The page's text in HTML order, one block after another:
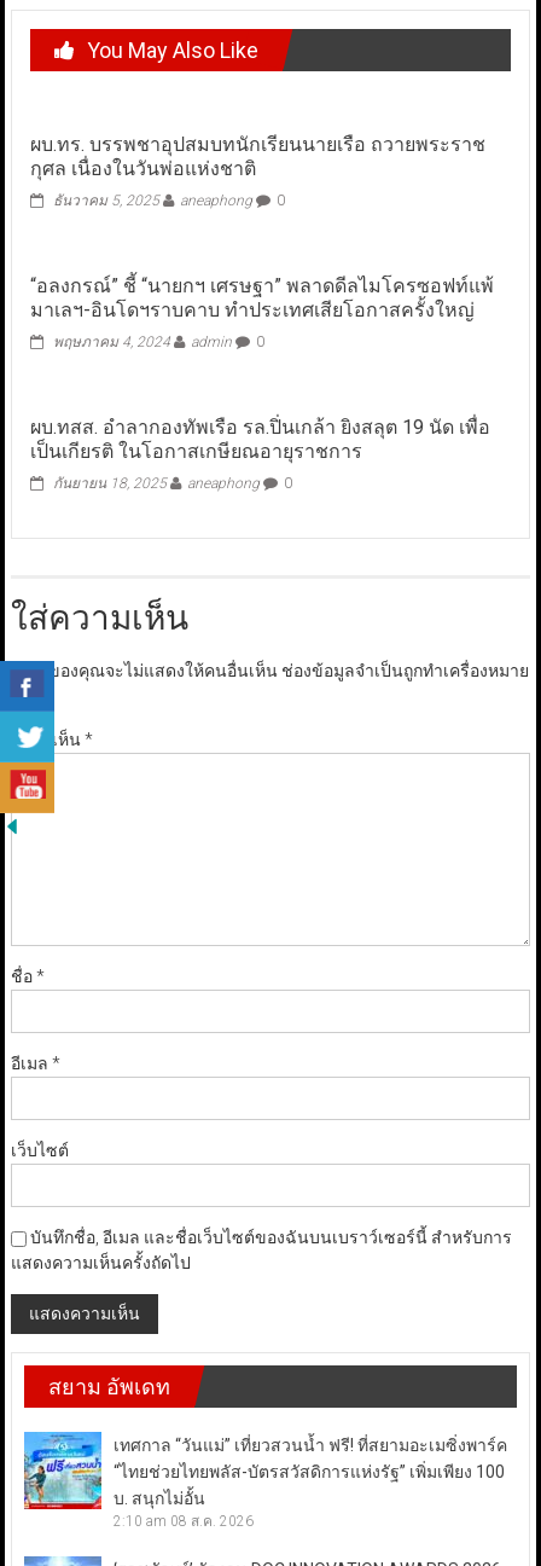
You May Also Like
ผบ.ทร. บรรพชาอุปสมบทนักเรียนนายเรือ ถวายพระราช
กุศล เนื่องในวันพ่อแห่งชาติ
ธันวาคม 5, 2025 aneaphong 0
“อลงกรณ์” ชี้ “นายกฯ เศรษฐา” พลาดดีลไมโครซอฟท์แพ้
มาเลฯ-อินโดฯราบคาบ ทำประเทศเสียโอกาสครั้งใหญ่
พฤษภาคม 4, 2024 admin 0
ผบ.ทสส. อำลากองทัพเรือ รล.ปิ่นเกล้า ยิงสลุต 19 นัด เพื่อ
เป็นเกียรติ ในโอกาสเกษียณอายุราชการ
กันยายน 18, 2025 aneaphong 0
ใส่ความเห็น
อีเมลของคุณจะไม่แสดงให้คนอื่นเห็น ช่องข้อมูลจำเป็นถูกทำเครื่องหมาย
*
ความเห็น*
ชื่อ*
อีเมล *
เว็บไซต์
บันทึกชื่อ, อีเมล และชื่อเว็บไซต์ของฉันบนเบราว์เซอร์นี้ สำหรับการ
แสดงความเห็นครั้งถัดไป
สยาม อัพเดท
เทศกาล “วันแม่” เที่ยวสวนน้ำ ฟรี! ที่สยามอะเมซิ่งพาร์ค
“ไทยช่วยไทยพลัส-บัตรสวัสดิการแห่งรัฐ” เพิ่มเพียง 100
บ. สนุกไม่อั้น
2:10 am 08 ส.ค. 2026